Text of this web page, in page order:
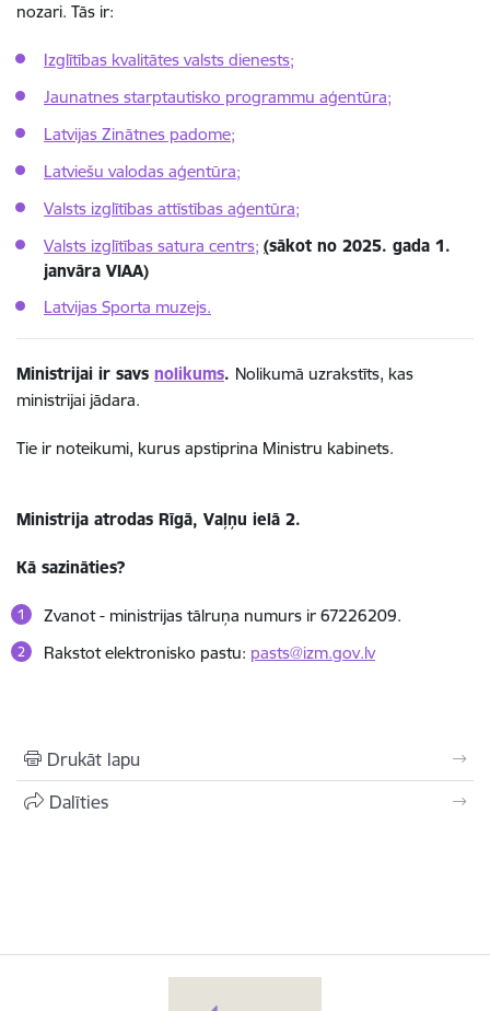
nozari. Tās ir:
Izglītības kvalitātes valsts dienests;
Jaunatnes starptautisko programmu aģentūra;
Latvijas Zinātnes padome;
Latviešu valodas aģentūra;
Valsts izglītības attīstības aģentūra;
Valsts izglītības satura centrs; (sākot no 2025. gada 1.
janvāra VIAA)
Latvijas Sporta muzejs.
Ministrijai ir savs nolikums. Nolikumā uzrakstīts, kas
ministrijai jādara.
Tie ir noteikumi, kurus apstiprina Ministru kabinets.
Ministrija atrodas Rīgā, Vaļņu ielā 2.
Kā sazināties?
Zvanot - ministrijas tālruņa numurs ir 67226209.
Rakstot elektronisko pastu: pasts@izm.gov.lv
Drukāt lapu
Dalīties